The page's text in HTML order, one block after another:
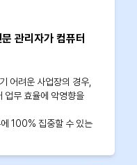
관리자가 컴퓨터
어려운 사업장의 경우,
업무 효율에 악영향을
100% 집중할 수 있는